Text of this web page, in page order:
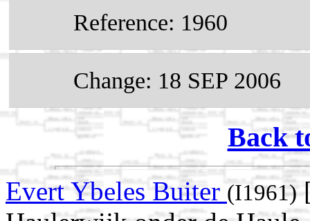
Reference: 1960
Change: 18 SEP 2006
Back
Evert Ybeles Buiter (I1961)